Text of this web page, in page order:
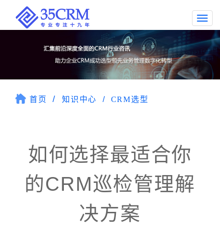
首页 知识中心 CRM选型
如何选择最适合你
的CRM巡检管理解
决方案